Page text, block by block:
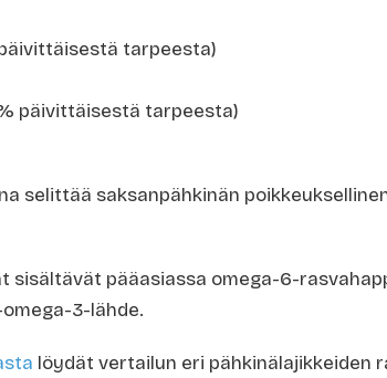
tarpeesta)
päivittäisestä tarpeesta)
selittää saksanpähkinän
sisältävät pääasiassa omega-6-
3-lähde.
löydät vertailun eri pähkinälajikkeiden